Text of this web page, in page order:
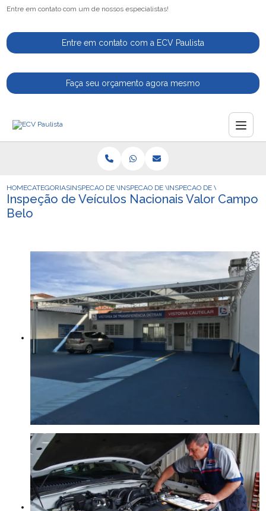
Entre em contato com um de nossos especialistas!
Entre em contato com a ECV Paulista
Faça seu orçamento agora mesmo
HOMECATEGORIASINSPECAO DE VEICULOSINSPECAO DE VEICULOINSPECAO DE VEICULOS
Inspeção de Veículos Nacionais Valor Campo
Belo